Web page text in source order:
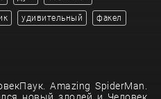
удивительный факел
Amazing SpiderMan.